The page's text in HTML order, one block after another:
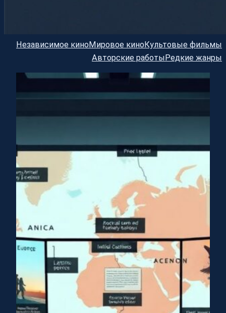
Независимое киноМировое киноКультовые фильмы
Авторские работыРедкие жанры